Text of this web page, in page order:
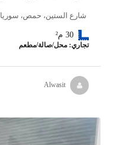
شارع الستين، حمص، سوريا
30 م²
تجاري: محل/صالة/مطعم
Alwasit